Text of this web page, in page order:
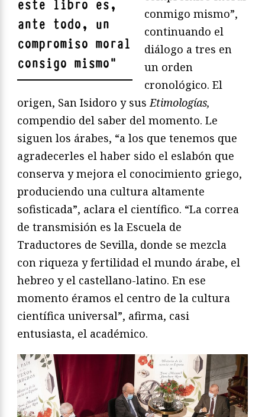
este libro es,
ante todo, un
compromiso moral
consigo mismo"
conmigo mismo”,
continuando el
diálogo a tres en
un orden
cronológico. El
origen, San Isidoro y susEtimologías,
compendio del saber del momento. Le
siguen los árabes, “a los que tenemos que
agradecerles el haber sido el eslabón que
conserva y mejora el conocimiento griego,
produciendo una cultura altamente
sofisticada”, aclara el científico. “La correa
de transmisión es la Escuela de
Traductores de Sevilla, donde se mezcla
con riqueza y fertilidad el mundo árabe, el
hebreo y el castellano-latino. En ese
momento éramos el centro de la cultura
científica universal”, afirma, casi
entusiasta, el académico.